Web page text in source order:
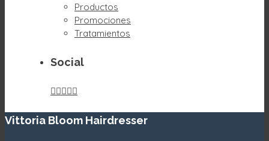
Productos
Promociones
Tratamientos
Social

Vittoria Bloom Hairdresser